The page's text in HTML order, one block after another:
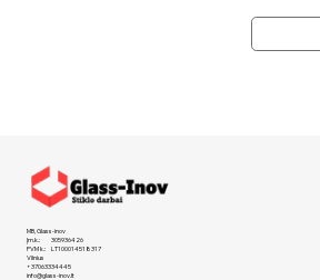
MB, Glass-inov
Įm.k.: 305936426
PVM k.: LT100014518317
Vilnius
+37063334445
info@glass-inov.lt